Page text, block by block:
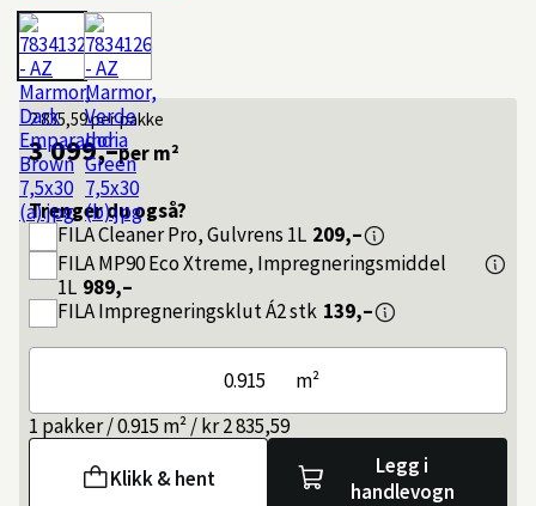
2 835,59per pakke
3 099,–per m²
Trenger du også?
FILACleaner Pro, Gulvrens 1L 209,–
FILAMP90 Eco Xtreme, Impregneringsmiddel
1L 989,–
FILAImpregneringsklut Á2 stk 139,–
m²
1 pakker / 0.915 m² / kr 2 835,59
Klikk & hent
Legg i
handlevogn